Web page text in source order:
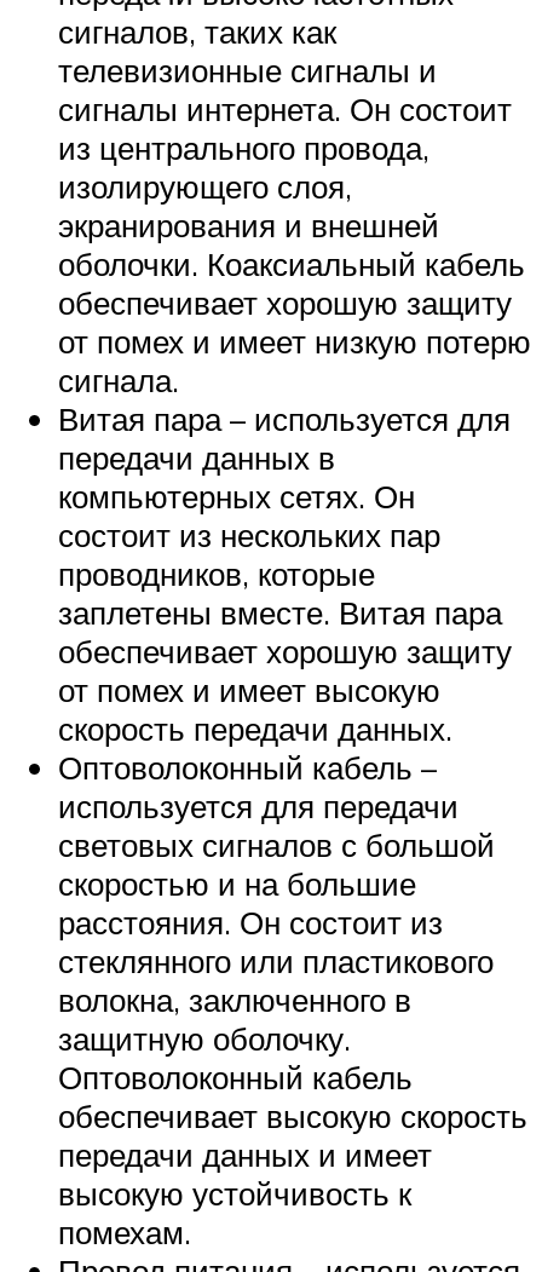
сигналов, таких как
телевизионные сигналы и
сигналы интернета. Он состоит
из центрального провода,
изолирующего слоя,
экранирования и внешней
оболочки. Коаксиальный кабель
обеспечивает хорошую защиту
от помех и имеет низкую потерю
сигнала.
Витая пара – используется для
передачи данных в
компьютерных сетях. Он
состоит из нескольких пар
проводников, которые
заплетены вместе. Витая пара
обеспечивает хорошую защиту
от помех и имеет высокую
скорость передачи данных.
Оптоволоконный кабель –
используется для передачи
световых сигналов с большой
скоростью и на большие
расстояния. Он состоит из
стеклянного или пластикового
волокна, заключенного в
защитную оболочку.
Оптоволоконный кабель
обеспечивает высокую скорость
передачи данных и имеет
высокую устойчивость к
помехам.